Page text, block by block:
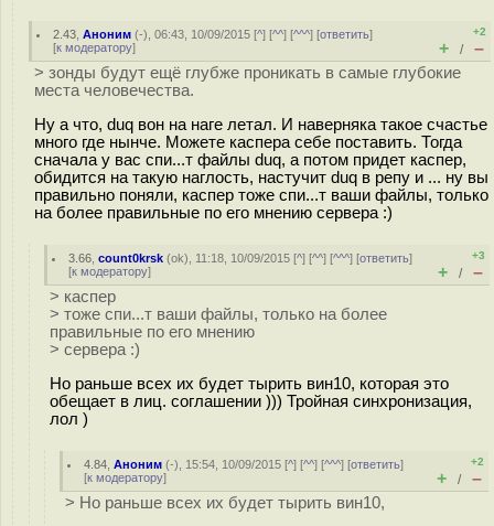
2.43 ,Аноним (-), 06:43, 10/09/2015 [^] [^^] [^^^] [ответить]
[к модератору]
+2
+ / –
> зонды будут ещё глубже проникать в самые глубокие
места человечества.
Ну а что, duq вон на наге летал. И наверняка такое счастье
много где нынче. Можете каспера себе поставить. Тогда
сначала у вас спи...т файлы duq, а потом придет каспер,
обидится на такую наглость, настучит duq в репу и ... ну вы
правильно поняли, каспер тоже спи...т ваши файлы, только
на более правильные по его мнению сервера :)
3.66 ,count0krsk (ok), 11:18, 10/09/2015 [^] [^^] [^^^] [ответить]
[к модератору]
+3
+ / –
> каспер
> тоже спи...т ваши файлы, только на более
правильные по его мнению
> сервера :)
Но раньше всех их будет тырить вин10, которая это
обещает в лиц. соглашении ))) Тройная синхронизация,
лол )
4.84 ,Аноним (-), 15:54, 10/09/2015 [^] [^^] [^^^] [ответить]
[к модератору]
+2
+ / –
> Но раньше всех их будет тырить вин10,